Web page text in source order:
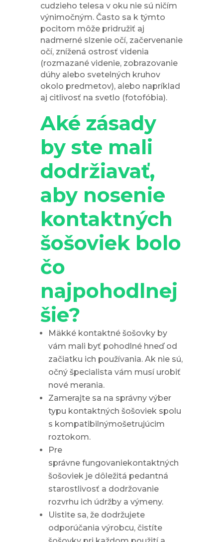
cudzieho telesa v oku nie sú ničím
výnimočným. Často sa k týmto
pocitom môže pridružiť aj
nadmerné slzenie očí, začervenanie
očí, znížená ostrosť videnia
(rozmazané videnie, zobrazovanie
dúhy alebo svetelných kruhov
okolo predmetov), alebo napríklad
aj citlivosť na svetlo (fotofóbia).
Aké zásady
by ste mali
dodržiavať,
aby nosenie
kontaktných
šošoviek bolo
čo
najpohodlnej
šie?
Mäkké kontaktné šošovky by
vám mali byť pohodlné hneď od
začiatku ich používania. Ak nie sú,
očný špecialista vám musí urobiť
nové merania.
Zamerajte sa na správny výber
typu kontaktných šošoviek spolu
s kompatibilnýmošetrujúcim
roztokom.
Pre
správne fungovaniekontaktných
šošoviek je dôležitá pedantná
starostlivosť a dodržovanie
rozvrhu ich údržby a výmeny.
Uistite sa, že dodržujete
odporúčania výrobcu, čistíte